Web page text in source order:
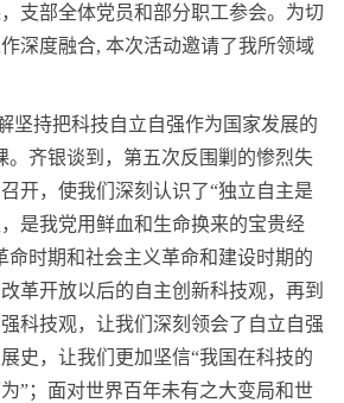
支部全体党员和部分职工参会。为切
深度融合, 本次活动邀请了我所领域
坚持把科技自立自强作为国家发展的
齐银谈到，第五次反围剿的惨烈失
开，使我们深刻认识了“独立自主是
是我党用鲜血和生命换来的宝贵经
命时期和社会主义革命和建设时期的
革开放以后的自主创新科技观，再到
科技观，让我们深刻领会了自立自强
史，让我们更加坚信“我国在科技的
”；面对世界百年未有之大变局和世